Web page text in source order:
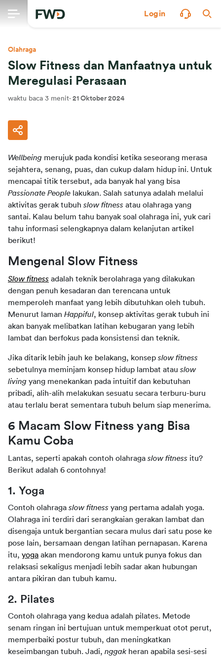
Login
Olahraga
Slow Fitness dan Manfaatnya untuk
Meregulasi Perasaan
waktu baca 3 menit· 21 Oktober 2024
Wellbeing merujuk pada kondisi ketika seseorang merasa
sejahtera, senang, puas, dan cukup dalam hidup ini. Untuk
Passionate People lakukan. Salah satunya adalah melalui
aktivitas gerak tubuh slow fitness atau olahraga yang
santai. Kalau belum tahu banyak soal olahraga ini, yuk cari
tahu informasi selengkapnya dalam kelanjutan artikel
berikut!
Mengenal Slow Fitness
Slow fitness adalah teknik berolahraga yang dilakukan
dengan penuh kesadaran dan terencana untuk
memperoleh manfaat yang lebih dibutuhkan oleh tubuh.
Menurut laman Happiful, konsep aktivitas gerak tubuh ini
akan banyak melibatkan latihan kebugaran yang lebih
lambat dan berfokus pada konsistensi dan teknik.
Jika ditarik lebih jauh ke belakang, konsep
sebetulnya meminjam konsep hidup lambat atau slow
living yang menekankan pada intuitif dan kebutuhan
pribadi, alih-alih melakukan sesuatu secara terburu-buru
atau terlalu berat sementara tubuh belum siap menerima.
6 Macam Slow Fitness yang Bisa
Kamu Coba
Lantas, seperti apakah contoh olahraga slow fitness itu?
Berikut adalah 6 contohnya!
1. Yoga
Contoh olahraga slow fitness yang pertama adalah yoga.
Olahraga ini terdiri dari serangkaian gerakan lambat dan
disengaja untuk bergantian secara mulus dari satu pose ke
pose lain, bersamaan dengan latihan pernapasan. Karena
itu, yoga akan mendorong kamu untuk punya fokus dan
relaksasi sekaligus menjadi lebih sadar akan hubungan
antara pikiran dan tubuh kamu.
2. Pilates
Contoh olahraga yang kedua adalah pilates. Metode
senam ringan ini bertujuan untuk memperkuat otot perut,
memperbaiki postur tubuh, dan meningkatkan
keseimbangan tubuh. Jadi, nggak heran apabila sesi-sesi